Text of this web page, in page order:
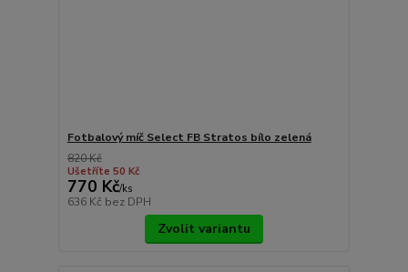
Fotbalový míč Select FB Stratos bílo zelená
820 Kč
Ušetříte 50 Kč
770 Kč/ks
636 Kč bez DPH
Zvolit variantu